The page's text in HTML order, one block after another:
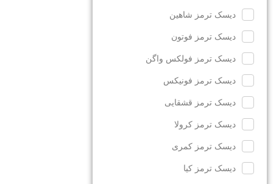
دیسک ترمز شاهین
دیسک ترمز فوتون
دیسک ترمز فولکس واگن
دیسک ترمز فونیکس
دیسک ترمز قشقایی
دیسک ترمز کرولا
دیسک ترمز کمری
دیسک ترمز کیا